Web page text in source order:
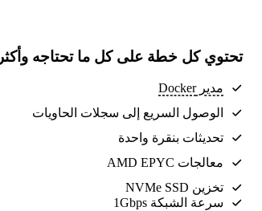
تحتوي كل خطة على كل ما تحتاجه وأكثر
مدير Docker
الوصول السريع إلى سجلات الحاويات
تحديثات بنقرة واحدة
معالجات AMD EPYC
تخزين NVMe SSD
سرعة الشبكة 1Gbps